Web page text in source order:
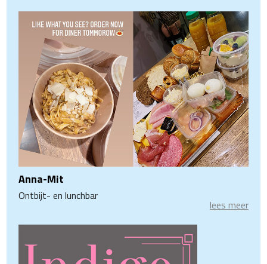
Anna-Mit
Ontbijt- en lunchbar
lees meer